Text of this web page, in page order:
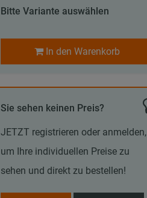
Bitte Variante auswählen
In den Warenkorb
Sie sehen keinen Preis?
JETZT registrieren oder anmelden,
um Ihre individuellen Preise zu
sehen und direkt zu bestellen!